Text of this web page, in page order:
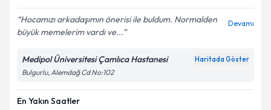
Hocamızı arkadaşımın önerisi ile buldum. Normalden
büyük memelerim vardı ve...
Devamı
Medipol Üniversitesi Çamlıca Hastanesi Haritada Göster
Bulgurlu, Alemdağ Cd No:102
En Yakın Saatler